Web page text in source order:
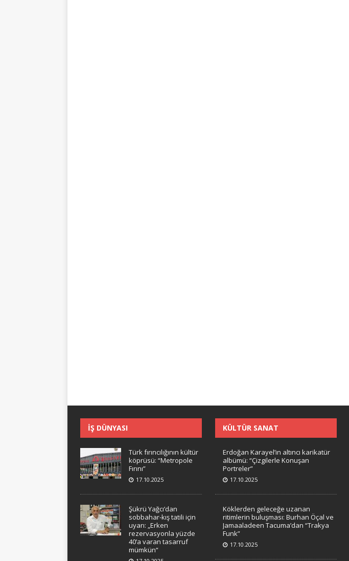
İŞ DÜNYASI
Türk fırıncılığının kültür
köprüsü: “Metropole
Fırını”
17.10.2025
Şükrü Yağcı’dan
sobbahar-kış tatili için
uyarı: „Erken
rezervasyonla yüzde
40’a varan tasarruf
mümkün“
KÜLTÜR SANAT
Erdoğan Karayel’in altıncı karikatür
albümü: “Çizgilerle Konuşan
Portreler”
17.10.2025
Köklerden geleceğe uzanan
ritimlerin buluşması: Burhan Öçal ve
Jamaaladeen Tacuma’dan “Trakya
Funk”
17.10.2025